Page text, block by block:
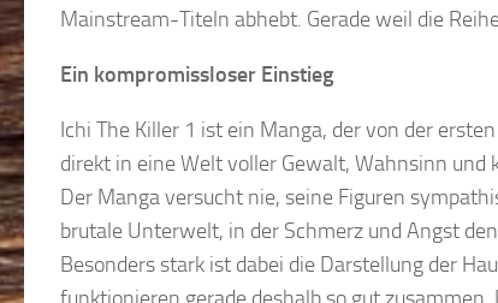
Mainstream-Titeln abhebt. Gerade weil die
Ein kompromissloser Einstieg
Ichi The Killer 1 ist ein Manga, der von der
direkt in eine Welt voller Gewalt, Wahnsinn und
Der Manga versucht nie, seine Figuren
brutale Unterwelt, in der Schmerz und Angst
Besonders stark ist dabei die Darstellung der